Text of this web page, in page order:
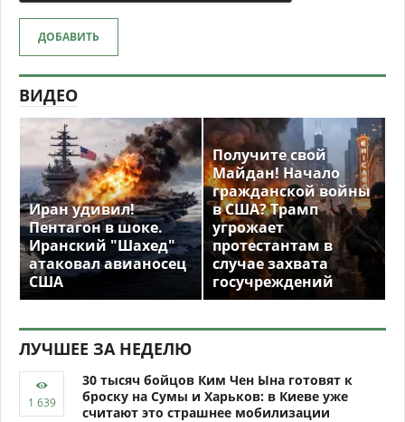
ДОБАВИТЬ
ВИДЕО
Иран удивил!
Пентагон в шоке.
Иранский "Шахед"
атаковал авианосец
США
Получите свой
Майдан! Начало
гражданской войны
в США? Трамп
угрожает
протестантам в
случае захвата
госучреждений
ЛУЧШЕЕ ЗА НЕДЕЛЮ
30 тысяч бойцов Ким Чен Ына готовят к
броску на Сумы и Харьков: в Киеве уже
считают это страшнее мобилизации